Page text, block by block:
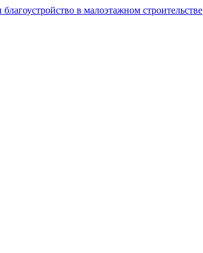
в малоэтажном строительстве